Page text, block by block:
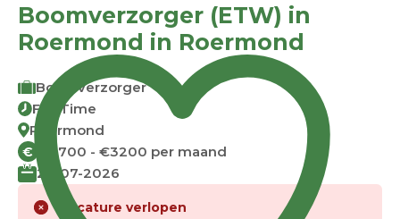
Boomverzorger (ETW) in
Roermond in Roermond
Boomverzorger
Full Time
Roermond
€
€2700 - €3200 per maand
22-07-2026
Vacature verlopen